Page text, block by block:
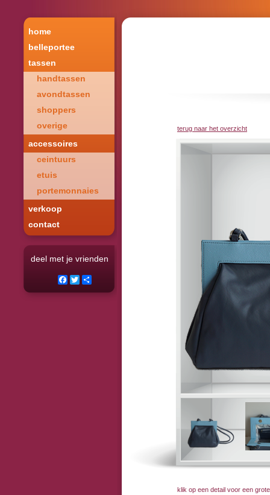
home
belleportee
tassen
handtassen
avondtassen
shoppers
overige
accessoires
ceintuurs
etuis
portemonnaies
verkoop
contact
deel met je vrienden
Facebook
Twitter
terug naar het overzicht
klik op een detail voor een